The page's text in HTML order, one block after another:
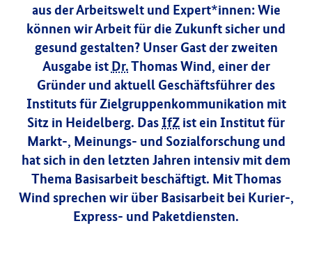
aus der Arbeitswelt und Expert*innen: Wie
können wir Arbeit für die Zukunft sicher und
gesund gestalten? Unser Gast der zweiten
Ausgabe ist Dr. Thomas Wind, einer der
Gründer und aktuell Geschäftsführer des
Instituts für Zielgruppenkommunikation mit
Sitz in Heidelberg. Das IfZ ist ein Institut für
Markt-, Meinungs- und Sozialforschung und
hat sich in den letzten Jahren intensiv mit dem
Thema Basisarbeit beschäftigt. Mit Thomas
Wind sprechen wir über Basisarbeit bei Kurier-,
Express- und Paketdiensten.